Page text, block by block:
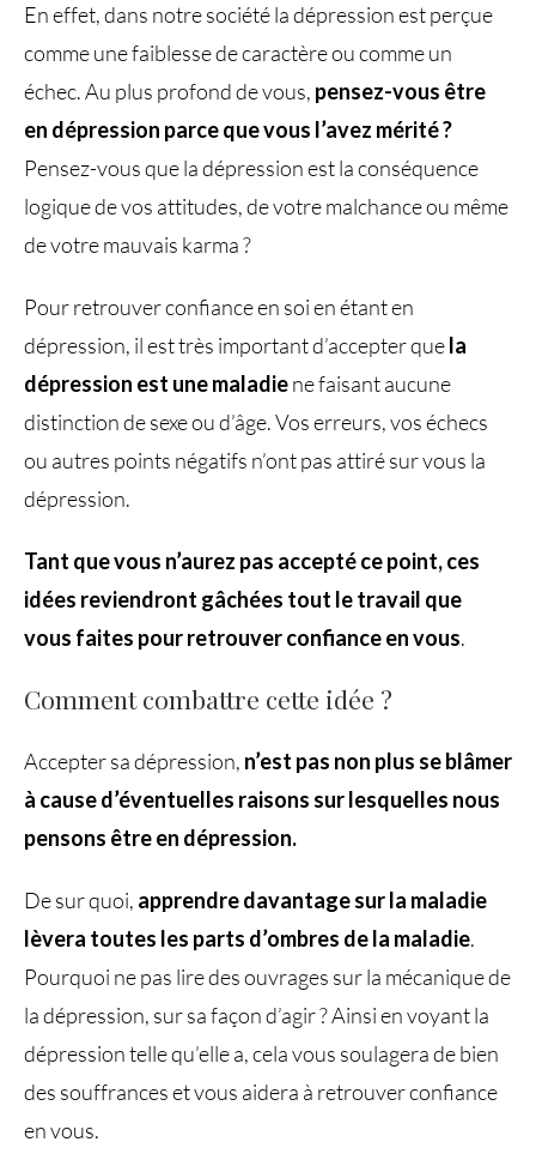
En effet, dans notre société la dépression est perçue
comme une faiblesse de caractère ou comme un
échec. Au plus profond de vous, pensez-vous être
en dépression parce que vous l’avez mérité ?
Pensez-vous que la dépression est la conséquence
logique de vos attitudes, de votre malchance ou même
de votre mauvais karma ?
Pour retrouver confiance en soi en étant en
dépression, il est très important d’accepter quela
dépression est une maladiene faisant aucune
distinction de sexe ou d’âge. Vos erreurs, vos échecs
ou autres points négatifs n’ont pas attiré sur vous la
dépression.
Tant que vous n’aurez pas accepté ce point, ces
idées reviendront gâchées tout le travail que
vous faites pour retrouver confiance en vous.
Comment combattre cette idée ?
Accepter sa dépression, n’est pas non plus se blâmer
à cause d’éventuelles raisons sur lesquelles nous
pensons être en dépression.
De sur quoi, apprendre davantage sur la maladie
lèvera toutes les parts d’ombres de la maladie.
Pourquoi ne pas lire des ouvrages sur la mécanique de
la dépression, sur sa façon d’agir ? Ainsi en voyant la
dépression telle qu’elle a, cela vous soulagera de bien
des souffrances et vous aidera à retrouver confiance
en vous.